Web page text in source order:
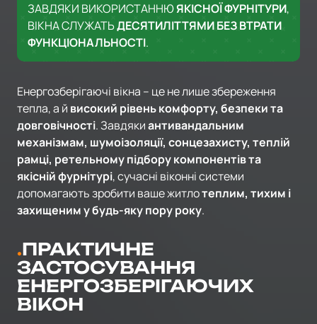
ЗАВДЯКИ ВИКОРИСТАННЮЯКІСНОЇ ФУРНІТУРИ,
ВІКНА СЛУЖАТЬДЕСЯТИЛІТТЯМИ БЕЗ ВТРАТИ
ФУНКЦІОНАЛЬНОСТІ.
Енергозберігаючі вікна – це не лише збереження
тепла, а й високий рівень комфорту, безпеки та
довговічності. Завдякиантивандальним
механізмам, шумоізоляції, сонцезахисту, теплій
рамці, ретельному підбору компонентів та
якісній фурнітурі, сучасні віконні системи
допомагають зробити ваше житлотеплим, тихим і
захищеним у будь-яку пору року.
ПРАКТИЧНЕ
ЗАСТОСУВАННЯ
ЕНЕРГОЗБЕРІГАЮЧИХ
ВІКОН